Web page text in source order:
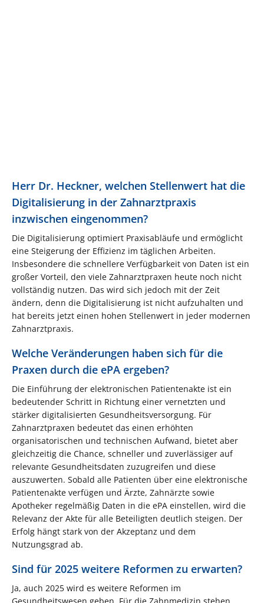
Herr Dr. Heckner, welchen Stellenwert hat die
Digitalisierung in der Zahnarztpraxis
inzwischen eingenommen?
Die Digitalisierung optimiert Praxisabläufe und ermöglicht
eine Steigerung der Effizienz im täglichen Arbeiten.
Insbesondere die schnellere Verfügbarkeit von Daten ist ein
großer Vorteil, den viele Zahnarztpraxen heute noch nicht
vollständig nutzen. Das wird sich jedoch mit der Zeit
ändern, denn die Digitalisierung ist nicht aufzuhalten und
hat bereits jetzt einen hohen Stellenwert in jeder modernen
Zahnarztpraxis.
Welche Veränderungen haben sich für die
Praxen durch die ePA ergeben?
Die Einführung der elektronischen Patientenakte ist ein
bedeutender Schritt in Richtung einer vernetzten und
stärker digitalisierten Gesundheitsversorgung. Für
Zahnarztpraxen bedeutet das einen erhöhten
organisatorischen und technischen Aufwand, bietet aber
gleichzeitig die Chance, schneller und zuverlässiger auf
relevante Gesundheitsdaten zuzugreifen und diese
auszuwerten. Sobald alle Patienten über eine elektronische
Patientenakte verfügen und Ärzte, Zahnärzte sowie
Apotheker regelmäßig Daten in die ePA einstellen, wird die
Relevanz der Akte für alle Beteiligten deutlich steigen. Der
Erfolg hängt stark von der Akzeptanz und dem
Nutzungsgrad ab.
Sind für 2025 weitere Reformen zu erwarten?
Ja, auch 2025 wird es weitere Reformen im
Gesundheitswesen geben. Für die Zahnmedizin stehen